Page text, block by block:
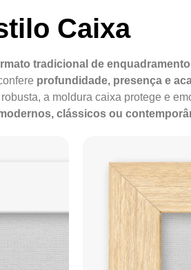
Caixa
tradicional de enquadramento
profundidade, presença e
a moldura caixa protege e
clássicos ou